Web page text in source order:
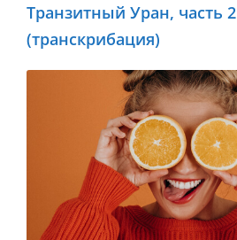
Транзитный Уран, часть 2
(транскрибация)